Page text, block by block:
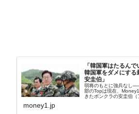
「韓国軍はたるん
韓国軍をダメにする
安圭伯」
弱将のもとに強兵なし
部のTopは現在、
きたボンクラの安圭伯
す。↑経済的無知蒙昧な
さんと「韓国初の文官
money1.jp